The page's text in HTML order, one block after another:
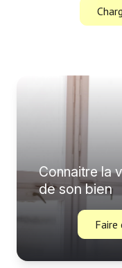
Connaitre la
de son bien
Faire